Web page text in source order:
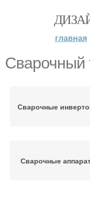
главная
Сварочный
Сварочные
Сварочные